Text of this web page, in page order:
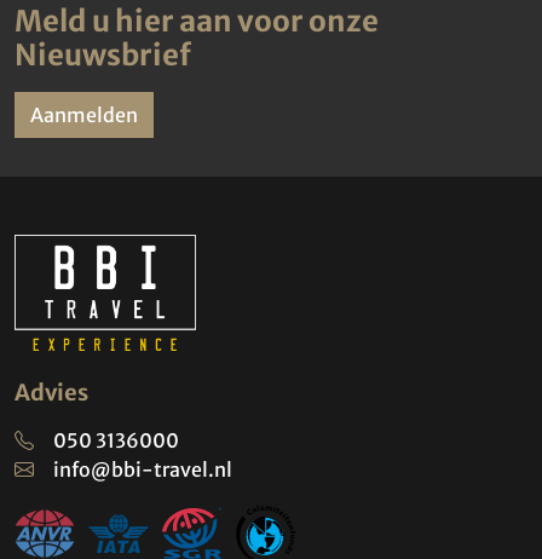
Meld u hier aan voor onze
Nieuwsbrief
Aanmelden
Advies
050 3136000
info@bbi-travel.nl